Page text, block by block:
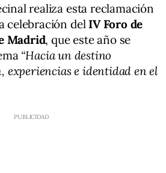
realiza esta reclamación
celebración del IV Foro de
Madrid, que este año se
“Hacia un destino
experiencias e identidad en el